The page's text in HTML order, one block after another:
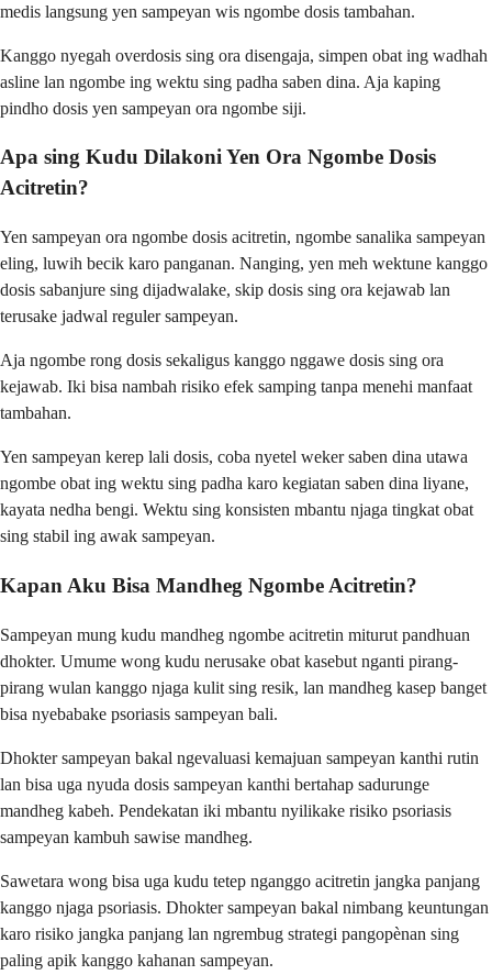
medis langsung yen sampeyan wis ngombe dosis tambahan.
Kanggo nyegah overdosis sing ora disengaja, simpen obat ing wadhah
asline lan ngombe ing wektu sing padha saben dina. Aja kaping
pindho dosis yen sampeyan ora ngombe siji.
Apa sing Kudu Dilakoni Yen Ora Ngombe Dosis
Acitretin?
Yen sampeyan ora ngombe dosis acitretin, ngombe sanalika sampeyan
eling, luwih becik karo panganan. Nanging, yen meh wektune kanggo
dosis sabanjure sing dijadwalake, skip dosis sing ora kejawab lan
terusake jadwal reguler sampeyan.
Aja ngombe rong dosis sekaligus kanggo nggawe dosis sing ora
kejawab. Iki bisa nambah risiko efek samping tanpa menehi manfaat
tambahan.
Yen sampeyan kerep lali dosis, coba nyetel weker saben dina utawa
ngombe obat ing wektu sing padha karo kegiatan saben dina liyane,
kayata nedha bengi. Wektu sing konsisten mbantu njaga tingkat obat
sing stabil ing awak sampeyan.
Kapan Aku Bisa Mandheg Ngombe Acitretin?
Sampeyan mung kudu mandheg ngombe acitretin miturut pandhuan
dhokter. Umume wong kudu nerusake obat kasebut nganti pirang-
pirang wulan kanggo njaga kulit sing resik, lan mandheg kasep banget
bisa nyebabake psoriasis sampeyan bali.
Dhokter sampeyan bakal ngevaluasi kemajuan sampeyan kanthi rutin
lan bisa uga nyuda dosis sampeyan kanthi bertahap sadurunge
mandheg kabeh. Pendekatan iki mbantu nyilikake risiko psoriasis
sampeyan kambuh sawise mandheg.
Sawetara wong bisa uga kudu tetep nganggo acitretin jangka panjang
kanggo njaga psoriasis. Dhokter sampeyan bakal nimbang keuntungan
karo risiko jangka panjang lan ngrembug strategi pangopènan sing
paling apik kanggo kahanan sampeyan.